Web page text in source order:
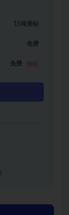
15琦美钻
免费
免费